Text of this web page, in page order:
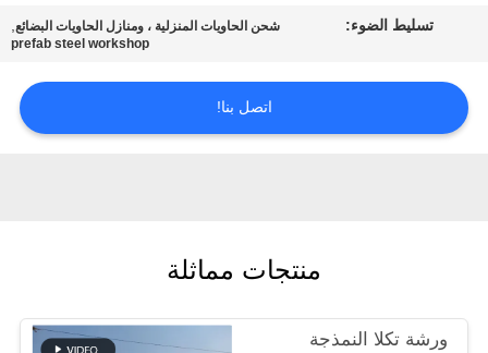
مراقبة
الجودة
اتصل
القضايا
تسليط الضوء: شحن الحاويات المنزلية ، ومنازل الحاويات البضائع,
prefab steel workshop
اتصل بنا!
منتجات مماثلة
ورشة تكلا النمذجة